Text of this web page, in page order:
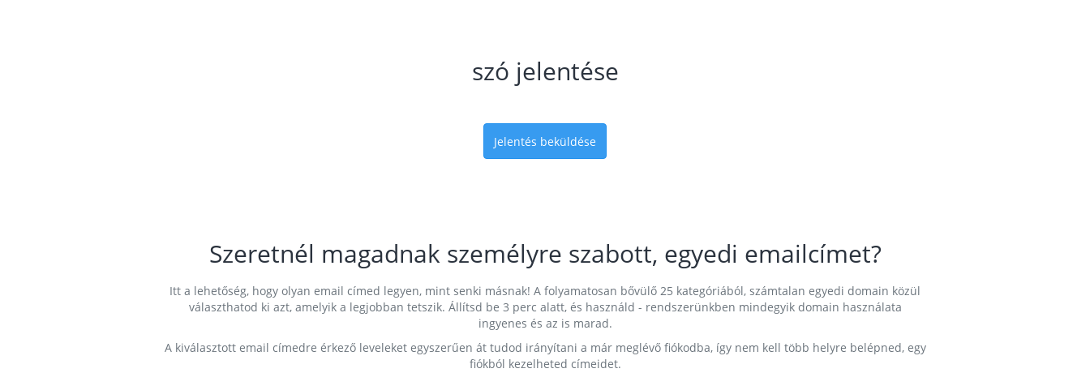
szó jelentése
Jelentés beküldése
Szeretnél magadnak személyre szabott, egyedi emailcímet?
Itt a lehetőség, hogy olyan email címed legyen, mint senki másnak! A folyamatosan bővülő 25 kategóriából, számtalan egyedi domain közül
választhatod ki azt, amelyik a legjobban tetszik. Állítsd be 3 perc alatt, és használd - rendszerünkben mindegyik domain használata
ingyenes és az is marad.
A kiválasztott email címedre érkező leveleket egyszerűen át tudod irányítani a már meglévő fiókodba, így nem kell több helyre belépned, egy
fiókból kezelheted címeidet.